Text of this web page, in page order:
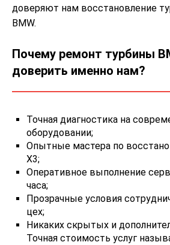
доверяют нам восстановление
BMW.
Почему ремонт турбины
доверить именно нам?
Точная диагностика на
оборудовании;
Опытные мастера по
X3;
Оперативное выполнение
часа;
Прозрачные условия
цех;
Никаких скрытых и
Точная стоимость услуг